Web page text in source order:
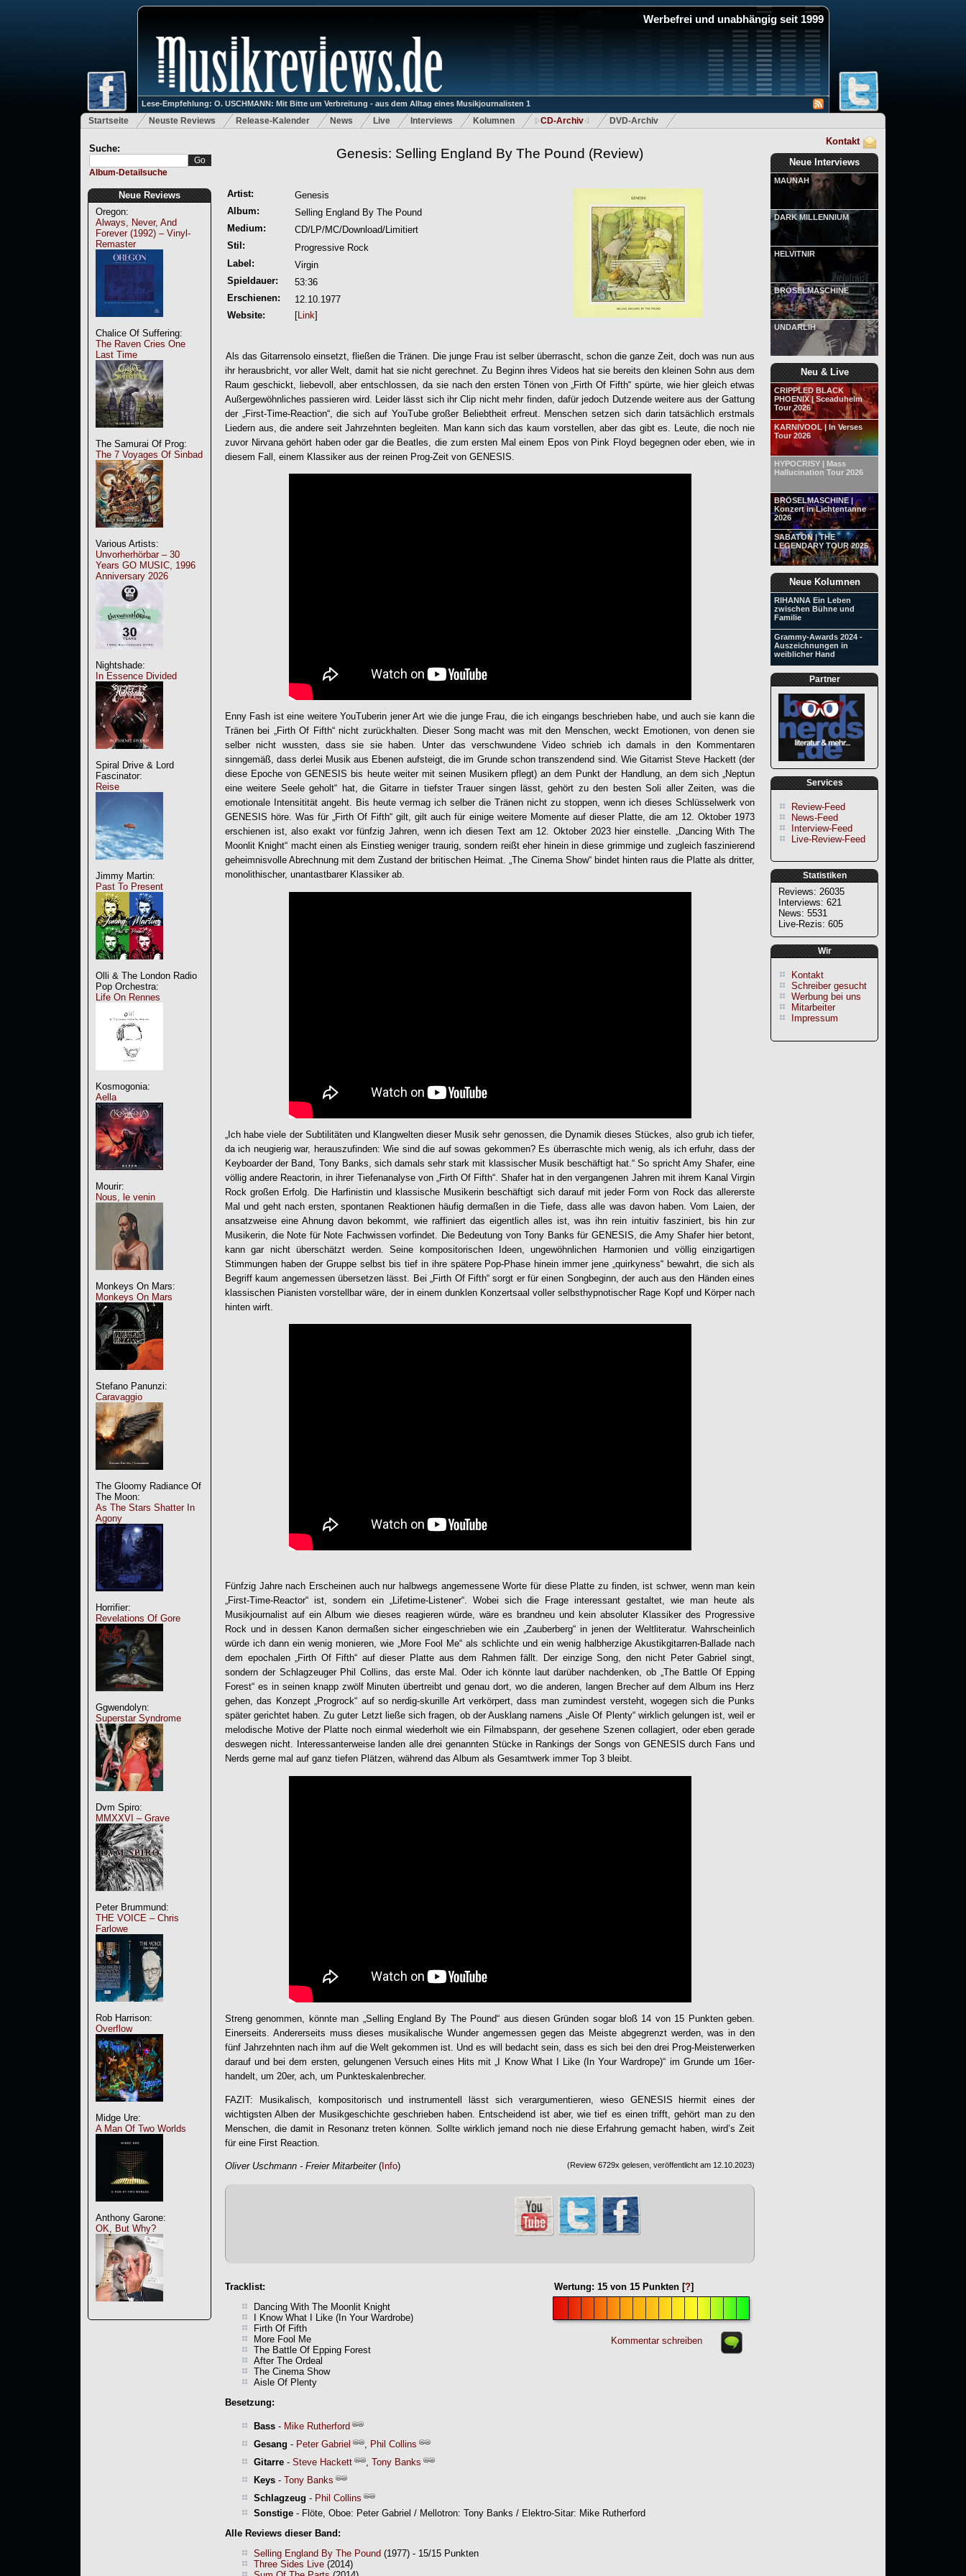
Werbefrei und unabhängig seit 1999
Lese-Empfehlung: O. USCHMANN: Mit Bitte um Verbreitung - aus dem Alltag eines Musikjournalisten 1
Startseite Neuste Reviews Release-Kalender News Live Interviews Kolumnen CD-Archiv DVD-Archiv
Suche:
Album-Detailsuche
Neue Reviews
Oregon:
Always, Never, And
Forever (1992) – Vinyl-
Remaster
Chalice Of Suffering:
The Raven Cries One
Last Time
The Samurai Of Prog:
The 7 Voyages Of Sinbad
Various Artists:
Unvorherhörbar – 30
Years GO MUSIC, 1996
Anniversary 2026
Nightshade:
In Essence Divided
Spiral Drive & Lord
Fascinator:
Reise
Jimmy Martin:
Past To Present
Olli & The London Radio
Pop Orchestra:
Life On Rennes
Kosmogonia:
Aella
Mourir:
Nous, le venin
Monkeys On Mars:
Monkeys On Mars
Stefano Panunzi:
Caravaggio
The Gloomy Radiance Of
The Moon:
As The Stars Shatter In
Agony
Horrifier:
Revelations Of Gore
Ggwendolyn:
Superstar Syndrome
Dvm Spiro:
MMXXVI – Grave
Peter Brummund:
THE VOICE – Chris
Farlowe
Rob Harrison:
Overflow
Midge Ure:
A Man Of Two Worlds
Anthony Garone:
OK, But Why?
Kontakt
Neue Interviews
MAUNAH
DARK MILLENNIUM
HELVITNIR
BRÖSELMASCHINE
UNDARLIH
Neu & Live
CRIPPLED BLACK
PHOENIX | Sceaduhelm
Tour 2026
KARNIVOOL | In Verses
Tour 2026
HYPOCRISY | Mass
Hallucination Tour 2026
BRÖSELMASCHINE |
Konzert in Lichtentanne
2026
SABATON | THE
LEGENDARY TOUR 2025
Neue Kolumnen
RIHANNA Ein Leben
zwischen Bühne und
Familie
Grammy-Awards 2024 -
Auszeichnungen in
weiblicher Hand
Partner
Services
Review-Feed
News-Feed
Interview-Feed
Live-Review-Feed
Statistiken
Reviews: 26035
Interviews: 621
News: 5531
Live-Rezis: 605
Wir
Kontakt
Schreiber gesucht
Werbung bei uns
Mitarbeiter
Impressum
Genesis: Selling England By The Pound (Review)
Artist:
Genesis
Album:
Selling England By The Pound
Medium:
CD/LP/MC/Download/Limitiert
Stil:
Progressive Rock
Label:
Virgin
Spieldauer:
53:36
Erschienen:
12.10.1977
Website:
[Link]
Als das Gitarrensolo einsetzt, fließen die Tränen. Die junge Frau ist selber überrascht, schon die ganze Zeit, doch was nun aus
ihr herausbricht, vor aller Welt, damit hat sie nicht gerechnet. Zu Beginn ihres Videos hat sie bereits den kleinen Sohn aus dem
Raum geschickt, liebevoll, aber entschlossen, da sie nach den ersten Tönen von „Firth Of Fifth“ spürte, wie hier gleich etwas
Außergewöhnliches passieren wird. Leider lässt sich ihr Clip nicht mehr finden, dafür jedoch Dutzende weitere aus der Gattung
der „First-Time-Reaction“, die sich auf YouTube großer Beliebtheit erfreut. Menschen setzen sich darin tatsächlich erstmals
Liedern aus, die andere seit Jahrzehnten begleiten. Man kann sich das kaum vorstellen, aber das gibt es. Leute, die noch nie
zuvor Nirvana gehört haben oder gar die Beatles, die zum ersten Mal einem Epos von Pink Floyd begegnen oder eben, wie in
diesem Fall, einem Klassiker aus der reinen Prog-Zeit von GENESIS
Enny Fash ist eine weitere YouTuberin jener Art wie die junge Frau, die ich eingangs beschrieben habe, und auch sie kann die
Tränen bei „Firth Of Fifth“ nicht zurückhalten. Dieser Song macht was mit den Menschen, weckt Emotionen, von denen sie
selber nicht wussten, dass sie sie haben. Unter das verschwundene Video schrieb ich damals in den Kommentaren
sinngemäß, dass derlei Musik aus Ebenen aufsteigt, die im Grunde schon transzendend sind. Wie Gitarrist Steve Hackett (der
diese Epoche vonGENESIS bis heute weiter mit seinen Musikern pflegt) an dem Punkt der Handlung, an dem sich „Neptun
eine weitere Seele geholt“ hat, die Gitarre in tiefster Trauer singen lässt, gehört zu den besten Soli aller Zeiten, was die
emotionale Intensitität angeht. Bis heute vermag ich selber die Tränen nicht zu stoppen, wenn ich dieses Schlüsselwerk von
GENESIS höre. Was für „Firth Of Fifth“ gilt, gilt auch für einige weitere Momente auf dieser Platte, die am 12. Oktober 1973
erschienen ist, also exakt vor fünfzig Jahren, wenn ich diesen Text am 12. Oktober 2023 hier einstelle. „Dancing With The
Moonlit Knight“ macht einen als Einstieg weniger traurig, sondern reißt eher hinein in diese grimmige und zugleich faszinierend
geheimnisvolle Abrechnung mit dem Zustand der britischen Heimat. „The Cinema Show“ bindet hinten raus die Platte als dritter,
monolithischer, unantastbarer Klassiker ab.
„Ich habe viele der Subtilitäten und Klangwelten dieser Musik sehr genossen, die Dynamik dieses Stückes, also grub ich tiefer,
da ich neugierig war, herauszufinden: Wie sind die auf sowas gekommen? Es überraschte mich wenig, als ich erfuhr, dass der
Keyboarder der Band, Tony Banks, sich damals sehr stark mit klassischer Musik beschäftigt hat.“ So spricht Amy Shafer, eine
völlig andere Reactorin, in ihrer Tiefenanalyse von „Firth Of Fifth“. Shafer hat in den vergangenen Jahren mit ihrem Kanal Virgin
Rock großen Erfolg. Die Harfinistin und klassische Musikerin beschäftigt sich darauf mit jeder Form von Rock das allererste
Mal und geht nach ersten, spontanen Reaktionen häufig dermaßen in die Tiefe, dass alle was davon haben. Vom Laien, der
ansatzweise eine Ahnung davon bekommt, wie raffiniert das eigentlich alles ist, was ihn rein intuitiv fasziniert, bis hin zur
Musikerin, die Note für Note Fachwissen vorfindet. Die Bedeutung von Tony Banks für GENESIS , die Amy Shafer hier betont,
kann gar nicht überschätzt werden. Seine kompositorischen Ideen, ungewöhnlichen Harmonien und völlig einzigartigen
Stimmungen haben der Gruppe selbst bis tief in ihre spätere Pop-Phase hinein immer jene „quirkyness“ bewahrt, die sich als
Begriff kaum angemessen übersetzen lässt. Bei „Firth Of Fifth“ sorgt er für einen Songbeginn, der auch aus den Händen eines
klassischen Pianisten vorstellbar wäre, der in einem dunklen Konzertsaal voller selbsthypnotischer Rage Kopf und Körper nach
hinten wirft.
Fünfzig Jahre nach Erscheinen auch nur halbwegs angemessene Worte für diese Platte zu finden, ist schwer, wenn man kein
„First-Time-Reactor“ ist, sondern ein „Lifetime-Listener“. Wobei sich die Frage interessant gestaltet, wie man heute als
Musikjournalist auf ein Album wie dieses reagieren würde, wäre es brandneu und kein absoluter Klassiker des Progressive
Rock und in dessen Kanon dermaßen sicher eingeschrieben wie ein „Zauberberg“ in jenen der Weltliteratur. Wahrscheinlich
würde ich dann ein wenig monieren, wie „More Fool Me“ als schlichte und ein wenig halbherzige Akustikgitarren-Ballade nach
dem epochalen „Firth Of Fifth“ auf dieser Platte aus dem Rahmen fällt. Der einzige Song, den nicht Peter Gabriel singt,
sondern der Schlagzeuger Phil Collins, das erste Mal. Oder ich könnte laut darüber nachdenken, ob „The Battle Of Epping
Forest“ es in seinen knapp zwölf Minuten übertreibt und genau dort, wo die anderen, langen Brecher auf dem Album ins Herz
gehen, das Konzept „Progrock“ auf so nerdig-skurille Art verkörpert, dass man zumindest versteht, wogegen sich die Punks
später gerichtet haben. Zu guter Letzt ließe sich fragen, ob der Ausklang namens „Aisle Of Plenty“ wirklich gelungen ist, weil er
melodische Motive der Platte noch einmal wiederholt wie ein Filmabspann, der gesehene Szenen collagiert, oder eben gerade
deswegen nicht. Interessanterweise landen alle drei genannten Stücke in Rankings der Songs von GENESIS durch Fans und
Nerds gerne mal auf ganz tiefen Plätzen, während das Album als Gesamtwerk immer Top 3 bleibt.
Streng genommen, könnte man „ Selling England By The Pound“ aus diesen Gründen sogar bloß 14 von 15 Punkten geben.
Einerseits. Andererseits muss dieses musikalische Wunder angemessen gegen das Meiste abgegrenzt werden, was in den
fünf Jahrzehnten nach ihm auf die Welt gekommen ist. Und es will bedacht sein, dass es sich bei den drei Prog-Meisterwerken
darauf und bei dem ersten, gelungenen Versuch eines Hits mit „I Know What I Like (In Your Wardrope)“ im Grunde um 16er-
handelt, um 20er, ach, um Punkteskalenbrecher.
FAZIT: Musikalisch, kompositorisch und instrumentell lässt sich verargumentieren, wieso GENESIS hiermit eines der
wichtigsten Alben der Musikgeschichte geschrieben haben. Entscheidend ist aber, wie tief es einen trifft, gehört man zu den
Menschen, die damit in Resonanz treten können. Sollte wirklich jemand noch nie diese Erfahrung gemacht haben, wird’s Zeit
für eine First Reaction.
Oliver Uschmann - Freier Mitarbeiter(Info) (Review 6729x gelesen, veröffentlicht am 12.10.2023)
Wertung: 15 von 15 Punkten [?]
Kommentar schreiben
Tracklist:
Dancing With The Moonlit Knight
I Know What I Like (In Your Wardrobe)
Firth Of Fifth
More Fool Me
The Battle Of Epping Forest
After The Ordeal
The Cinema Show
Aisle Of Plenty
Besetzung:
Bass - Mike Rutherford
Gesang - Peter Gabriel
Phil Collins
Gitarre - Steve Hackett
Tony Banks
Keys - Tony Banks
Schlagzeug - Phil Collins
Sonstige - Flöte, Oboe: Peter Gabriel / Mellotron: Tony Banks / Elektro-Sitar: Mike Rutherford
Alle Reviews dieser Band:
Selling England By The Pound (1977) - 15/15 Punkten
Three Sides Live (2014)